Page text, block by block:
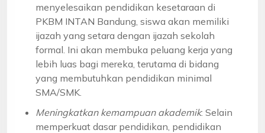
menyelesaikan pendidikan kesetaraan di
PKBM INTAN Bandung, siswa akan memiliki
ijazah yang setara dengan ijazah sekolah
formal. Ini akan membuka peluang kerja yang
lebih luas bagi mereka, terutama di bidang
yang membutuhkan pendidikan minimal
SMA/SMK.
Meningkatkan kemampuan akademik: Selain
memperkuat dasar pendidikan, pendidikan